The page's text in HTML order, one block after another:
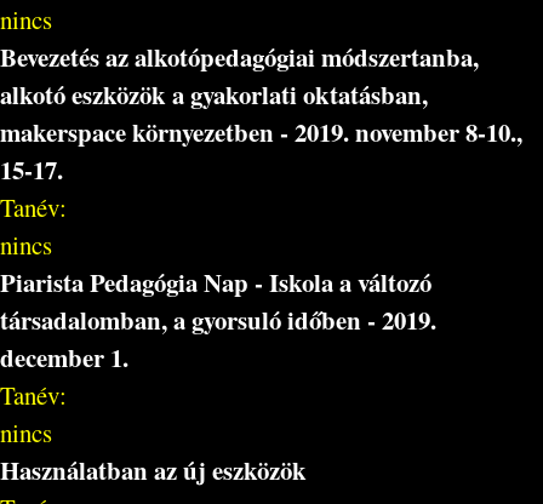
nincs
Bevezetés az alkotópedagógiai módszertanba,
alkotó eszközök a gyakorlati oktatásban,
makerspace környezetben - 2019. november 8-10.,
15-17.
Tanév:
nincs
Piarista Pedagógia Nap - Iskola a változó
társadalomban, a gyorsuló időben - 2019.
december 1.
Tanév:
nincs
Használatban az új eszközök